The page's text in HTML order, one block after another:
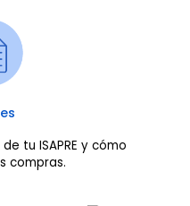
tu ISAPRE y cómo
compras.